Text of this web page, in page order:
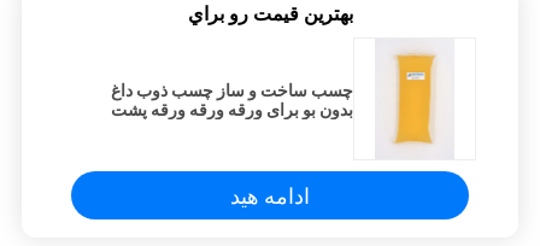
بهترين قيمت رو براي
چسب ساخت و ساز چسب ذوب داغ
بدون بو برای ورقه ورقه ورقه پشت
ادامه هید